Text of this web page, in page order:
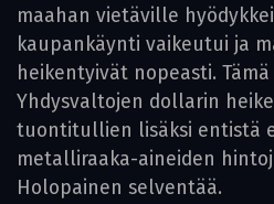
maahan vietäville
kaupankäynti vaikeutui ja
heikentyivät nopeasti.
Yhdysvaltojen dollarin
tuontitullien lisäksi entistä
metalliraaka-aineiden
Holopainen selventää.